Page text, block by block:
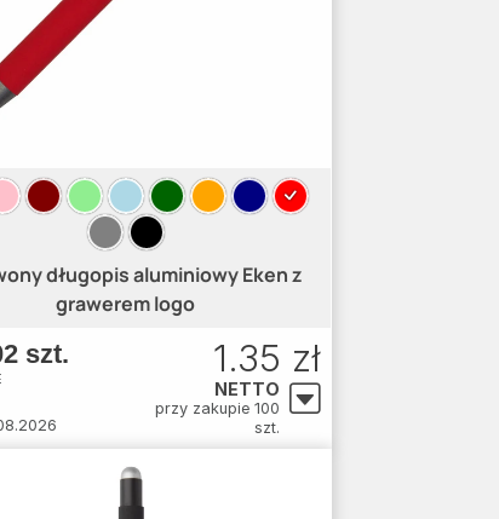
długopis aluminiowy Eken z
grawerem logo
szt. 1.35 zł
NETTO
przy zakupie 100
szt.